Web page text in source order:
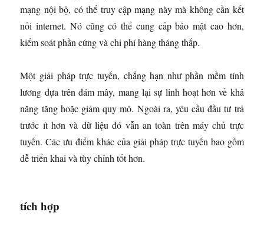
mạng nội bộ, có thể truy cập mạng này mà không cần kết
nối internet. Nó cũng có thể cung cấp bảo mật cao hơn,
kiểm soát phần cứng và chi phí hàng tháng thấp.
Một giải pháp trực tuyến, chẳng hạn như phần mềm tính
lương dựa trên đám mây, mang lại sự linh hoạt hơn về khả
năng tăng hoặc giảm quy mô. Ngoài ra, yêu cầu đầu tư trả
trước ít hơn và dữ liệu đó vẫn an toàn trên máy chủ trực
tuyến. Các ưu điểm khác của giải pháp trực tuyến bao gồm
dễ triển khai và tùy chỉnh tốt hơn.
tích hợp